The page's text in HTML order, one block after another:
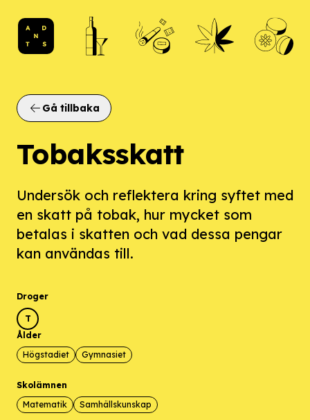
ANDTS logo
Gå tillbaka
Tobaksskatt
Undersök och reflektera kring syftet med
en skatt på tobak, hur mycket som
betalas i skatten och vad dessa pengar
kan användas till.
Droger
T
Ålder
Högstadiet
Gymnasiet
Skolämnen
Matematik
Samhällskunskap